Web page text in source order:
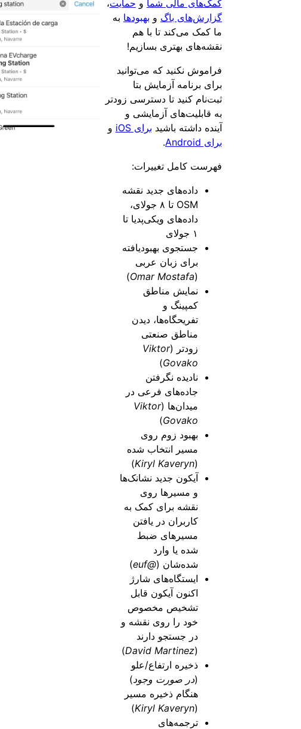
کمک‌های مالی شما و حمایت،
گزارش‌های باگ و بهبودها به
ما کمک می‌کند تا با هم
نقشه‌های بهتری بسازیم!
فراموش نکنید که می‌توانید
برای برنامه آزمایش بتا
ثبت‌نام کنید تا دسترسی زودتر
به قابلیت‌های آزمایشی و
آینده داشته باشید برای iOS
و
برای Android
.
فهرست کامل تغییرات:
داده‌های جدید نقشه
OSM تا ۸ جولای،
داده‌های ویکی‌پدیا تا
۱ جولای
جستجوی بهبودیافته
برای زبان عربی
(
Omar Mostafa
)
نمایش مناطق
کمپینگ و
تفریحگاه‌ها، دیدن
مناطق صنعتی
زودتر (Viktor
Govako
)
نادیده نگرفتن
جاده‌های فرعی در
میدان‌ها (Viktor
Govako
)
بهبود زوم روی
مسیر انتخاب شده
(
Kiryl Kaveryn
)
آیکون جدید نشانک‌ها
و مسیرها روی
نقشه برای کمک به
کاربران در یافتن
مسیرهای ضبط
شده یا وارد
شده‌شان (@euf
)
ایستگاه‌های شارژ
اکنون آیکون قابل
تشخیص مخصوص
خود را روی نقشه و
در جستجو دارند
(
David Martinez
)
ذخیره ارتفاع/علو
(در صورت وجود)
هنگام ذخیره مسیر
(
Kiryl Kaveryn
)
ترجمه‌های